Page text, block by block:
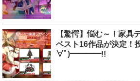
【驚愕】悩む～！家具
ベスト16作品が決定
∀ﾟ)━━━━!!